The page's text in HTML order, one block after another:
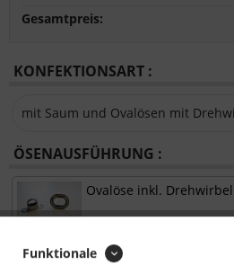
Gesamtpreis:
KONFEKTIONSART :
ÖSENAUSFÜHRUNG :
Ovalöse inkl.
SONDERAUSFÜHRUNG :
Funktionale